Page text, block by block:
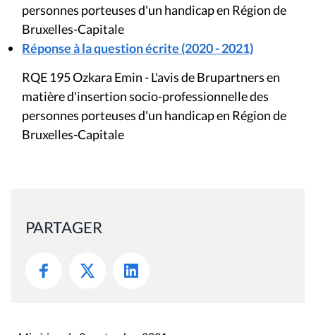
personnes porteuses d'un handicap en Région de
Bruxelles-Capitale
Réponse à la question écrite (2020 - 2021)
RQE 195 Ozkara Emin - L'avis de Brupartners en
matière d'insertion socio-professionnelle des
personnes porteuses d'un handicap en Région de
Bruxelles-Capitale
PARTAGER